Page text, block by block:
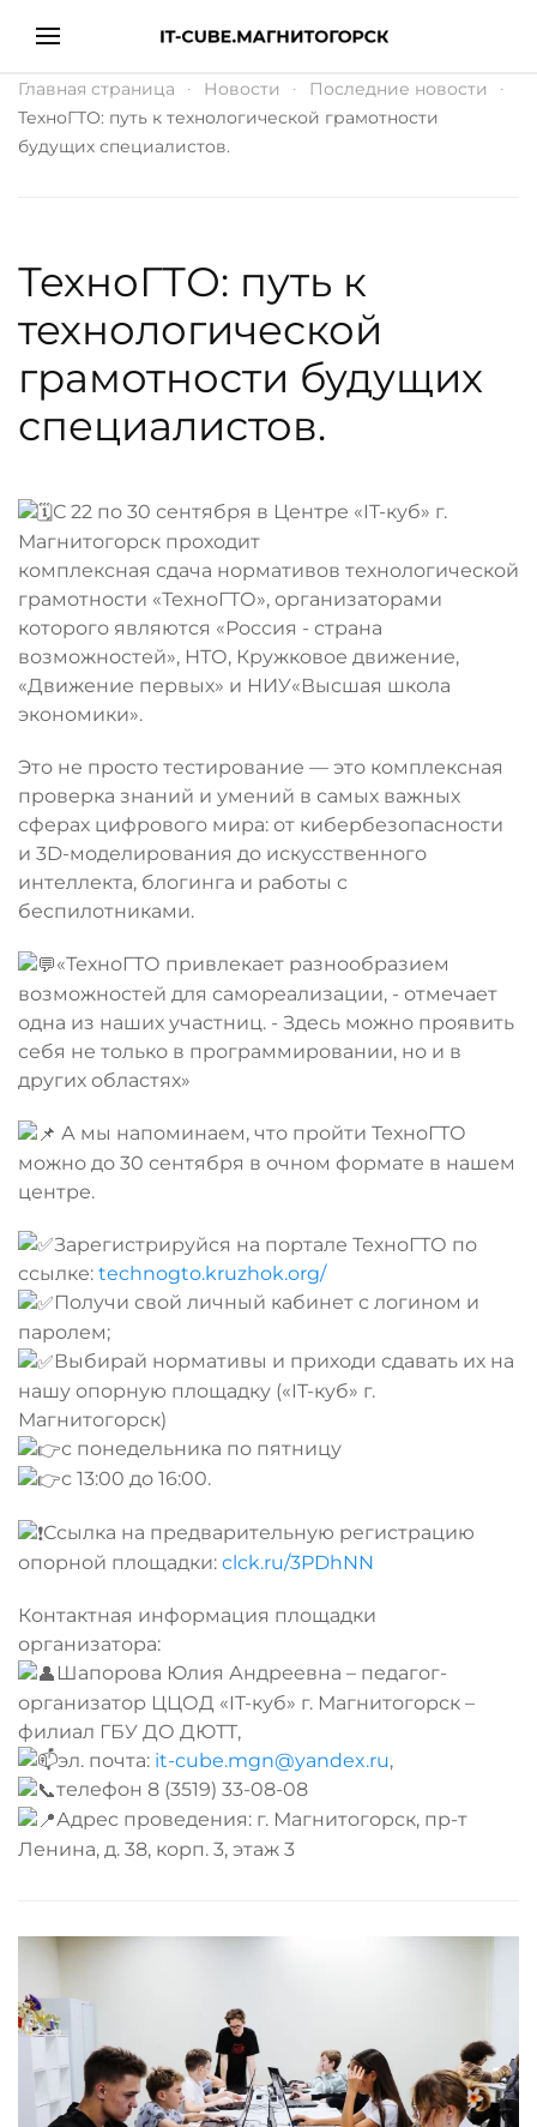
Главная страница Новости
Последние новости
ТехноГТО: путь к технологической грамотности
будущих специалистов.
ТехноГТО: путь к
технологической
грамотности будущих
специалистов.
С 22 по 30 сентября в Центре «IT-куб» г.
Магнитогорск проходит
комплексная сдача нормативов технологической
грамотности «ТехноГТО», организаторами
которого являются «Россия - страна
возможностей», НТО, Кружковое движение,
«Движение первых» и НИУ«Высшая школа
экономики».
Это не просто тестирование — это комплексная
проверка знаний и умений в самых важных
сферах цифрового мира: от кибербезопасности
и 3D-моделирования до искусственного
интеллекта, блогинга и работы с
беспилотниками.
«ТехноГТО привлекает разнообразием
возможностей для самореализации, - отмечает
одна из наших участниц. - Здесь можно проявить
себя не только в программировании, но и в
других областях»
А мы напоминаем, что пройти ТехноГТО
можно до 30 сентября в очном формате в нашем
центре.
Зарегистрируйся на портале ТехноГТО по
ссылке: technogto.kruzhok.org/
Получи свой личный кабинет с логином и
паролем;
Выбирай нормативы и приходи сдавать их на
нашу опорную площадку («IT-куб» г.
Магнитогорск)
с понедельника по пятницу
с 13:00 до 16:00.
Ссылка на предварительную регистрацию
опорной площадки: clck.ru/3PDhNN
Контактная информация площадки
организатора:
Шапорова Юлия Андреевна – педагог-
организатор ЦЦОД «IT-куб» г. Магнитогорск –
филиал ГБУ ДО ДЮТТ,
эл. почта: it-cube.mgn@yandex.ru,
телефон 8 (3519) 33-08-08
Адрес проведения: г. Магнитогорск, пр-т
Ленина, д. 38, корп. 3, этаж 3